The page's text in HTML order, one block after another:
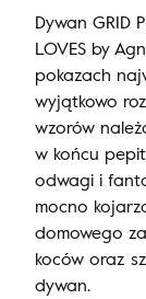
Dywan GRID
LOVES by
pokazach
wyjątkowo
wzorów
w końcu
odwagi i
mocno
domowego
koców oraz
dywan.